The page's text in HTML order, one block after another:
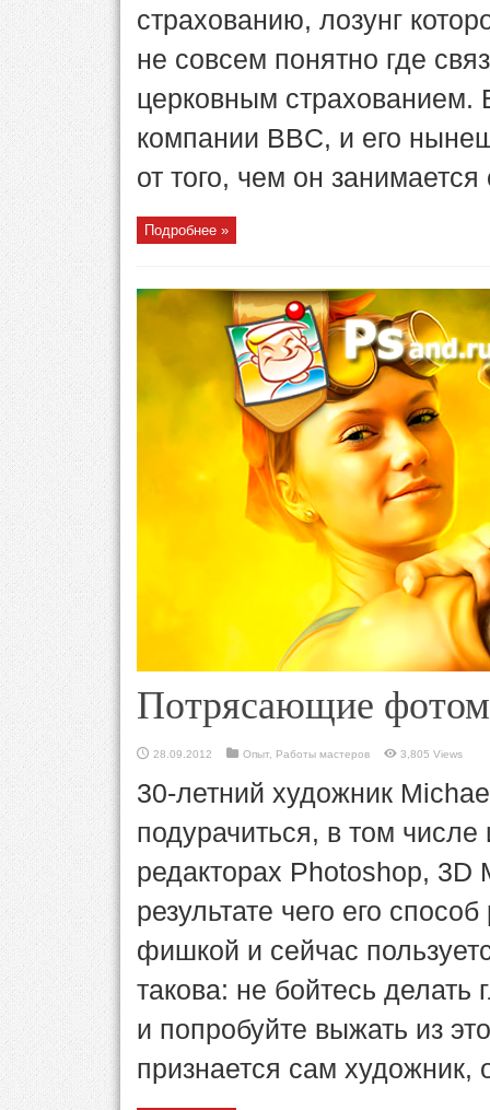
страхованию, лозунг
не совсем понятно где
церковным страхованием.
компании BBC, и его
от того, чем он
Подробнее »
Потрясающие
28.09.2012 Опыт, Работы мастеров 3,805 Views
30-летний художник
подурачиться, в том
редакторах Photoshop, 3D
результате чего его
фишкой и сейчас
такова: не бойтесь делать
и попробуйте выжать из
признается сам художник,